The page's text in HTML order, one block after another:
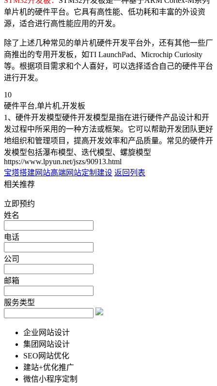
单片机的硬件平台。它具有高性能、低功耗和丰富的外设资
源，适合进行高性能应用的开发。
除了上述几种常见的单片机硬件开发平台外，还有其他一些厂
商推出的专用开发板，如TI LaunchPad、Microchip Curiosity
等。根据项目需求和个人喜好，可以选择适合自己的硬件平台
进行开发。
10
硬件平台,单片机,开发板
1、硬件开发模型硬件开发模型是指在进行硬件产品设计和开
发过程中所采用的一种方法或框架。它可以帮助开发团队更好
地组织和管理项目，提高开发效率和产品质量。常见的硬件开
发模型包括瀑布模型、迭代模型、螺旋模型
https://www.lpyun.net/jszs/90913.html
宝塔搭建网站高端网站定制建设 返回列表
相关推荐
立即预约
姓名
电话
公司
邮箱
服务类型
企业网站设计
集团网站设计
SEO网站优化
建站+优化推广
微信小程序定制